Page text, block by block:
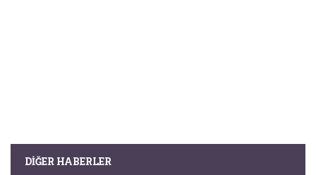
DIĞER HABERLER